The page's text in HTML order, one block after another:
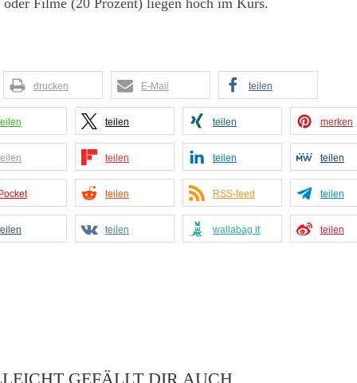
Filme (20 Prozent) liegen hoch im Kurs.
drucken E-Mail teilen
teilen teilen merken
teilen teilen teilen
teilen RSS-feed teilen
teilen wallabag it teilen